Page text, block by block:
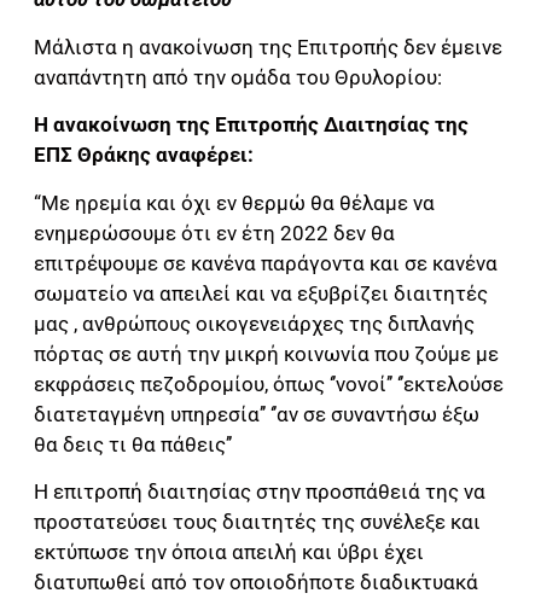
Μάλιστα η ανακοίνωση της Επιτροπής δεν έμεινε
αναπάντητη από την ομάδα του Θρυλορίου:
Η ανακοίνωση της Επιτροπής Διαιτησίας της
ΕΠΣ Θράκης αναφέρει:
“Με ηρεμία και όχι εν θερμώ θα θέλαμε να
ενημερώσουμε ότι εν έτη 2022 δεν θα
επιτρέψουμε σε κανένα παράγοντα και σε κανένα
σωματείο να απειλεί και να εξυβρίζει διαιτητές
μας , ανθρώπους οικογενειάρχες της διπλανής
πόρτας σε αυτή την μικρή κοινωνία που ζούμε με
εκφράσεις πεζοδρομίου, όπως ‘’νονοί’’ ‘’εκτελούσε
διατεταγμένη υπηρεσία’’ ‘’αν σε συναντήσω έξω
θα δεις τι θα πάθεις’’
Η επιτροπή διαιτησίας στην προσπάθειά της να
προστατεύσει τους διαιτητές της συνέλεξε και
εκτύπωσε την όποια απειλή και ύβρι έχει
διατυπωθεί από τον οποιοδήποτε διαδικτυακά